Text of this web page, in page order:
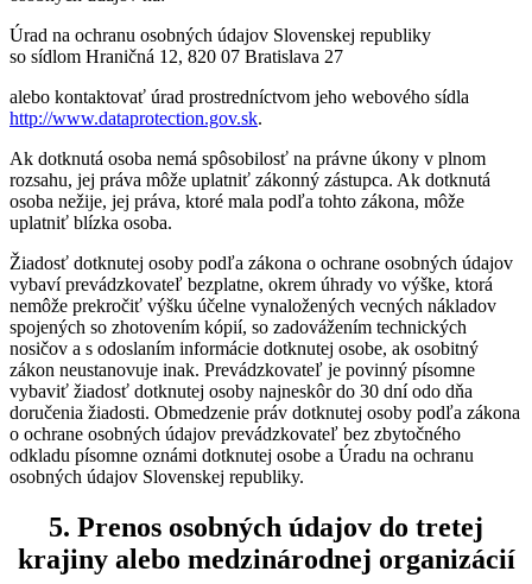
Úrad na ochranu osobných údajov Slovenskej republiky
so sídlom Hraničná 12, 820 07 Bratislava 27
alebo kontaktovať úrad prostredníctvom jeho webového sídla
http://www.dataprotection.gov.sk.
Ak dotknutá osoba nemá spôsobilosť na právne úkony v plnom
rozsahu, jej práva môže uplatniť zákonný zástupca. Ak dotknutá
osoba nežije, jej práva, ktoré mala podľa tohto zákona, môže
uplatniť blízka osoba.
Žiadosť dotknutej osoby podľa zákona o ochrane osobných údajov
vybaví prevádzkovateľ bezplatne, okrem úhrady vo výške, ktorá
nemôže prekročiť výšku účelne vynaložených vecných nákladov
spojených so zhotovením kópií, so zadovážením technických
nosičov a s odoslaním informácie dotknutej osobe, ak osobitný
zákon neustanovuje inak. Prevádzkovateľ je povinný písomne
vybaviť žiadosť dotknutej osoby najneskôr do 30 dní odo dňa
doručenia žiadosti. Obmedzenie práv dotknutej osoby podľa zákona
o ochrane osobných údajov prevádzkovateľ bez zbytočného
odkladu písomne oznámi dotknutej osobe a Úradu na ochranu
osobných údajov Slovenskej republiky.
5. Prenos osobných údajov do tretej
krajiny alebo medzinárodnej organizácií